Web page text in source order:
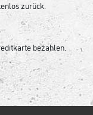
zurück.
bezahlen.